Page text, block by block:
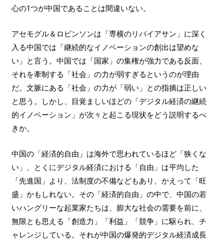
心の1つが中国であることは間違いない。
アセモグル＆ロビンソンは「専横のリバイアサン」に深く
入る中国では「継続的なイノベーションの創出は望めな
い」と言う。中国では「国家」の集権が強力である反面、
それを牽制する「社会」の力が弱すぎるというのが理由
だ。文脈にある「社会」の力が「弱い」との指摘は正しい
と思う。しかし、目覚ましいほどの「デジタル経済の継続
的イノベーション」が次々と起こる現状をどう説明するべ
きか。
中国の「経済的自由」は海外で思われているほど「狭くな
い」、とくにデジタル経済における「自由」は平均した
「先進国」より、法制度の不備などもあり、かえって「旺
盛」かもしれない。その「経済的自由」の中で、中国の若
いハングリーな起業家たちは、膨大な社会の需要を前に、
無限とも思える「創造力」「利益」「競争」に駆られ、チ
ャレンジしている。それが中国の爆発的デジタル経済成長